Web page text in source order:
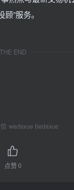
”服务。
THE END
wedaxue bedaxue
点赞0